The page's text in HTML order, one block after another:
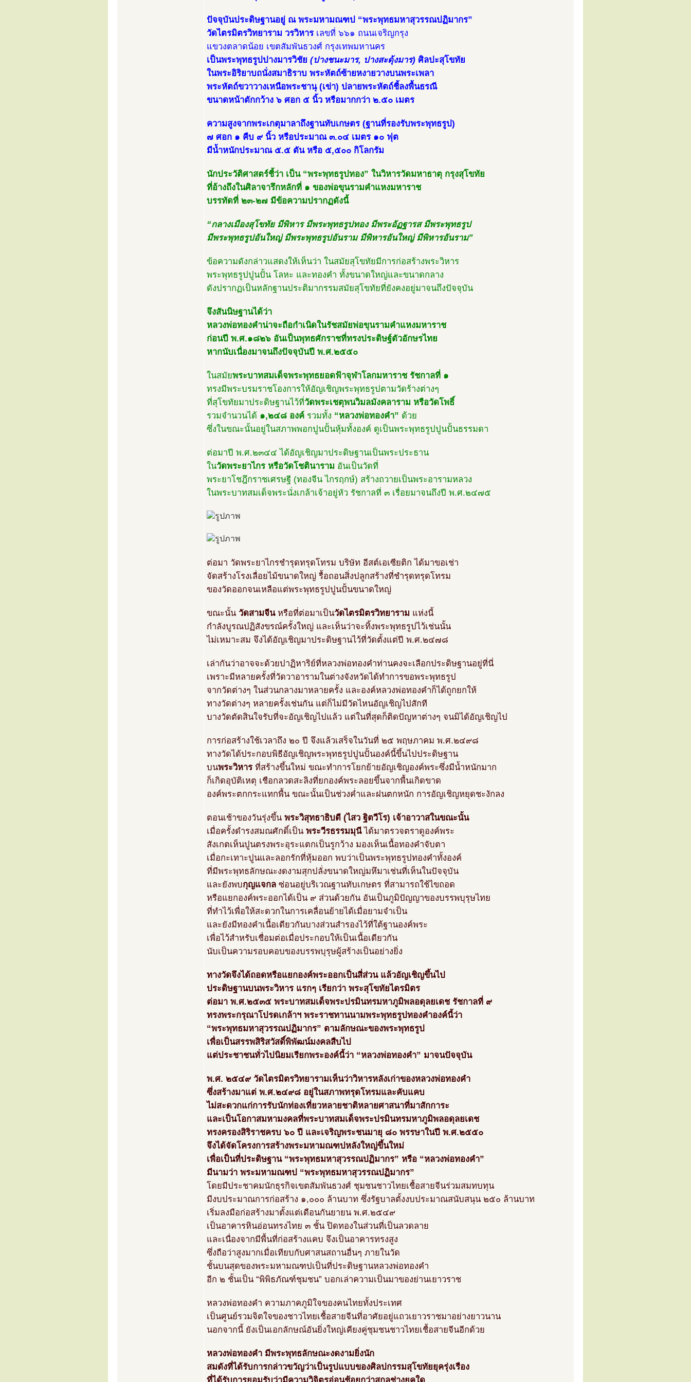
ปัจจุบันประดิษฐานอยู่ ณ พระมหามณฑป “พระพุทธมหาสุวรรณปฏิมากร”
วัดไตรมิตรวิทยาราม วรวิหารเลขที่ ๖๖๑ ถนนเจริญกรุง
แขวงตลาดน้อย เขตสัมพันธวงศ์ กรุงเทพมหานคร
เป็นพระพุทธรูปปางมารวิชัย (ปางชนะมาร, ปางสะดุ้งมาร) ศิลปะสุโขทัย
ในพระอิริยาบถนั่งสมาธิราบ พระหัตถ์ซ้ายหงายวางบนพระเพลา
พระหัตถ์ขวาวางเหนือพระชานุ (เข่า) ปลายพระหัตถ์ชี้ลงพื้นธรณี
ขนาดหน้าตักกว้าง ๖ ศอก ๕ นิ้ว หรือมากกว่า ๒.๕๐ เมตร
ความสูงจากพระเกตุมาลาถึงฐานทับเกษตร (ฐานที่รองรับพระพุทธรูป)
๗ ศอก ๑ คืบ ๙ นิ้ว หรือประมาณ ๓.๐๔ เมตร ๑๐ ฟุต
มีน้ำหนักประมาณ ๕.๕ ตัน หรือ ๕,๕๐๐ กิโลกรัม
นักประวัติศาสตร์ชี้ว่า เป็น “พระพุทธรูปทอง” ในวิหารวัดมหาธาตุ กรุงสุโขทัย
ที่อ้างถึงในศิลาจารึกหลักที่ ๑ ของพ่อขุนรามคำแหงมหาราช
บรรทัดที่ ๒๓-๒๗ มีข้อความปรากฏดังนี้
“กลางเมืองสุโขทัย มีพิหาร มีพระพุทธรูปทอง มีพระอัฏฐารส มีพระพุทธรูป
มีพระพุทธรูปอันใหญ่ มีพระพุทธรูปอันราม มีพิหารอันใหญ่ มีพิหารอันราม”
ข้อความดังกล่าวแสดงให้เห็นว่า ในสมัยสุโขทัยมีการก่อสร้างพระวิหาร
พระพุทธรูปปูนปั้น โลหะ และทองคำ ทั้งขนาดใหญ่และขนาดกลาง
ดังปรากฏเป็นหลักฐานประติมากรรมสมัยสุโขทัยที่ยังคงอยู่มาจนถึงปัจจุบัน
จึงสันนิษฐานได้ว่า
หลวงพ่อทองคำน่าจะถือกำเนิดในรัชสมัยพ่อขุนรามคำแหงมหาราช
ก่อนปี พ.ศ.๑๘๒๖ อันเป็นพุทธศักราชที่ทรงประดิษฐ์ตัวอักษรไทย
หากนับเนื่องมาจนถึงปัจจุบันปี พ.ศ.๒๕๕๐
ในสมัยพระบาทสมเด็จพระพุทธยอดฟ้าจุฬาโลกมหาราช รัชกาลที่ ๑
ทรงมีพระบรมราชโองการให้อัญเชิญพระพุทธรูปตามวัดร้างต่างๆ
ที่สุโขทัยมาประดิษฐานไว้ที่วัดพระเชตุพนวิมลมังคลาราม หรือวัดโพธิ์
รวมจำนวนได้ ๑,๒๔๘ องค์ รวมทั้ง “หลวงพ่อทองคำ” ด้วย
ซึ่งในขณะนั้นอยู่ในสภาพพอกปูนปั้นหุ้มทั้งองค์ ดูเป็นพระพุทธรูปปูนปั้นธรรมดา
ต่อมาปี พ.ศ.๒๓๔๔ ได้อัญเชิญมาประดิษฐานเป็นพระประธาน
ในวัดพระยาไกร หรือวัดโชตินาราม อันเป็นวัดที่
พระยาโชฎึกราชเศรษฐี (ทองจีน ไกรฤกษ์) สร้างถวายเป็นพระอารามหลวง
ในพระบาทสมเด็จพระนั่งเกล้าเจ้าอยู่หัว รัชกาลที่ ๓ เรื่อยมาจนถึงปี พ.ศ.๒๔๗๕
ต่อมา วัดพระยาไกรชำรุดทรุดโทรม บริษัท อีสต์เอเซียติก ได้มาขอเช่า
จัดสร้างโรงเลื่อยไม้ขนาดใหญ่ รื้อถอนสิ่งปลูกสร้างที่ชำรุดทรุดโทรม
ของวัดออกจนเหลือแต่พระพุทธรูปปูนปั้นขนาดใหญ่
ขณะนั้น วัดสามจีนหรือที่ต่อมาเป็นวัดไตรมิตรวิทยาราม แห่งนี้
กำลังบูรณปฏิสังขรณ์ครั้งใหญ่ และเห็นว่าจะทิ้งพระพุทธรูปไว้เช่นนั้น
ไม่เหมาะสม จึงได้อัญเชิญมาประดิษฐานไว้ที่วัดตั้งแต่ปี พ.ศ.๒๔๗๘
เล่ากันว่าอาจจะด้วยปาฏิหาริย์ที่หลวงพ่อทองคำท่านคงจะเลือกประดิษฐานอยู่ที่นี่
เพราะมีหลายครั้งที่วัดวาอารามในต่างจังหวัดได้ทำการขอพระพุทธรูป
จากวัดต่างๆ ในส่วนกลางมาหลายครั้ง และองค์หลวงพ่อทองคำก็ได้ถูกยกให้
ทางวัดต่างๆ หลายครั้งเช่นกัน แต่ก็ไม่มีวัดไหนอัญเชิญไปสักที
บางวัดตัดสินใจรับที่จะอัญเชิญไปแล้ว แต่ในที่สุดก็ติดปัญหาต่างๆ จนมิได้อัญเชิญไป
การก่อสร้างใช้เวลาถึง ๒๐ ปี จึงแล้วเสร็จในวันที่ ๒๕ พฤษภาคม พ.ศ.๒๔๙๘
ทางวัดได้ประกอบพิธีอัญเชิญพระพุทธรูปปูนปั้นองค์นี้ขึ้นไปประดิษฐาน
บนพระวิหารที่สร้างขึ้นใหม่ ขณะทำการโยกย้ายอัญเชิญองค์พระซึ่งมีน้ำหนักมาก
ก็เกิดอุบัติเหตุ เชือกลวดสะลิงที่ยกองค์พระลอยขึ้นจากพื้นเกิดขาด
องค์พระตกกระแทกพื้น ขณะนั้นเป็นช่วงค่ำและฝนตกหนัก การอัญเชิญหยุดชะงักลง
ตอนเช้าของวันรุ่งขึ้น พระวิสุทธาธิบดี (ไสว ฐิตวีโร) เจ้าอาวาสในขณะนั้น
เมื่อครั้งดำรงสมณศักดิ์เป็น พระวีรธรรมมุนีได้มาตรวจตราดูองค์พระ
สังเกตเห็นปูนตรงพระอุระแตกเป็นรูกว้าง มองเห็นเนื้อทองคำจับตา
เมื่อกะเทาะปูนและลอกรักที่หุ้มออก พบว่าเป็นพระพุทธรูปทองคำทั้งองค์
ที่มีพระพุทธลักษณะงดงามสุกปลั่งขนาดใหญ่มหึมาเช่นที่เห็นในปัจจุบัน
และยังพบกุญแจกล ซ่อนอยู่บริเวณฐานทับเกษตร ที่สามารถใช้ไขถอด
หรือแยกองค์พระออกได้เป็น ๙ ส่วนด้วยกัน อันเป็นภูมิปัญญาของบรรพบุรุษไทย
ที่ทำไว้เพื่อให้สะดวกในการเคลื่อนย้ายได้เมื่อยามจำเป็น
และยังมีทองคำเนื้อเดียวกันบางส่วนสำรองไว้ที่ใต้ฐานองค์พระ
เพื่อไว้สำหรับเชื่อมต่อเมื่อประกอบให้เป็นเนื้อเดียวกัน
นับเป็นความรอบคอบของบรรพบุรุษผู้สร้างเป็นอย่างยิ่ง
ทางวัดจึงได้ถอดหรือแยกองค์พระออกเป็นสี่ส่วน แล้วอัญเชิญขึ้นไป
ประดิษฐานบนพระวิหาร แรกๆ เรียกว่า พระสุโขทัยไตรมิตร
ต่อมา พ.ศ.๒๕๓๕ พระบาทสมเด็จพระปรมินทรมหาภูมิพลอดุลยเดช รัชกาลที่ ๙
ทรงพระกรุณาโปรดเกล้าฯ พระราชทานนามพระพุทธรูปทองคำองค์นี้ว่า
“พระพุทธมหาสุวรรณปฏิมากร” ตามลักษณะของพระพุทธรูป
เพื่อเป็นสรรพสิริสวัสดิ์พิพัฒน์มงคลสืบไป
แต่ประชาชนทั่วไปนิยมเรียกพระองค์นี้ว่า “หลวงพ่อทองคำ” มาจนปัจจุบัน
พ.ศ. ๒๕๔๙ วัดไตรมิตรวิทยารามเห็นว่าวิหารหลังเก่าของหลวงพ่อทองคำ
ซึ่งสร้างมาแต่ พ.ศ.๒๔๙๘ อยู่ในสภาพทรุดโทรมและคับแคบ
ไม่สะดวกแก่การรับนักท่องเที่ยวหลายชาติหลายศาสนาที่มาสักการะ
และเป็นโอกาสมหามงคลที่พระบาทสมเด็จพระปรมินทรมหาภูมิพลอดุลยเดช
ทรงครองสิริราชครบ ๖๐ ปี และเจริญพระชนมายุ ๘๐ พรรษาในปี พ.ศ.๒๕๕๐
จึงได้จัดโครงการสร้างพระมหามณฑปหลังใหญ่ขึ้นใหม่
เพื่อเป็นที่ประดิษฐาน “พระพุทธมหาสุวรรณปฏิมากร” หรือ “หลวงพ่อทองคำ”
มีนามว่า พระมหามณฑป “พระพุทธมหาสุวรรณปฏิมากร”
โดยมีประชาคมนักธุรกิจเขตสัมพันธวงศ์ ชุมชนชาวไทยเชื้อสายจีนร่วมสมทบทุน
มีงบประมาณการก่อสร้าง ๑,๐๐๐ ล้านบาท ซึ่งรัฐบาลตั้งงบประมาณสนับสนุน ๒๕๐ ล้านบาท
เริ่มลงมือก่อสร้างมาตั้งแต่เดือนกันยายน พ.ศ.๒๕๔๙
เป็นอาคารหินอ่อนทรงไทย ๓ ชั้น ปิดทองในส่วนที่เป็นลวดลาย
และเนื่องจากมีพื้นที่ก่อสร้างแคบ จึงเป็นอาคารทรงสูง
ซึ่งถือว่าสูงมากเมื่อเทียบกับศาสนสถานอื่นๆ ภายในวัด
ชั้นบนสุดของพระมหามณฑปเป็นที่ประดิษฐานหลวงพ่อทองคำ
อีก ๒ ชั้นเป็น “พิพิธภัณฑ์ชุมชน” บอกเล่าความเป็นมาของย่านเยาวราช
หลวงพ่อทองคำ ความภาคภูมิใจของคนไทยทั้งประเทศ
เป็นศูนย์รวมจิตใจของชาวไทยเชื้อสายจีนที่อาศัยอยู่แถวเยาวราชมาอย่างยาวนาน
นอกจากนี้ ยังเป็นเอกลักษณ์อันยิ่งใหญ่เคียงคู่ชุมชนชาวไทยเชื้อสายจีนอีกด้วย
หลวงพ่อทองคำ มีพระพุทธลักษณะงดงามยิ่งนัก
สมดังที่ได้รับการกล่าวขวัญว่าเป็นรูปแบบของศิลปกรรมสุโขทัยยุครุ่งเรือง